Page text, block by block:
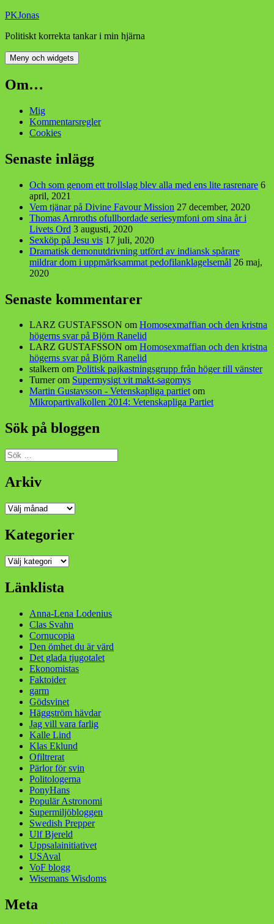
Hoppa
innehåll
PKJonas
Politiskt korrekta tankar i min hjärna
Meny och widgets
Om…
Mig
Kommentarsregler
Cookies
Senaste inlägg
Och som genom ett trollslag blev alla med ens lite rasrenare 6
april, 2021
Vem tjänar på Divine Favour Mission 27 december, 2020
Thomas Arnroths ofullbordade seriesymfoni om sina år i
Livets Ord 3 augusti, 2020
Sexköp på Jesu vis 17 juli, 2020
Dramatisk demonutdrivning utförd av indiansk spårare
mildrar dom i uppmärksammat pedofilanklagelsemål 26 maj,
2020
Senaste kommentarer
LARZ GUSTAFSSON om Homosexmaffian och den kristna
högerns svar på Björn Ranelid
LARZ GUSTAFSSON om Homosexmaffian och den kristna
högerns svar på Björn Ranelid
stalkern om Politisk pajkastningsgrupp från höger till vänster
Turnerom Supermysigt vit makt-sagomys
Martin Gustavsson - Vetenskapliga partietom
Mikropartivalkollen 2014: Vetenskapliga Partiet
Sök på bloggen
Sök
efter:
Arkiv
Arkiv
Kategorier
Kategorier
Länklista
Anna-Lena Lodenius
Clas Svahn
Cornucopia
Den ömhet du är värd
Det glada tjugotalet
Ekonomistas
Faktoider
garm
Gödsvinet
Häggström hävdar
Jag vill vara farlig
Kalle Lind
Klas Eklund
Ofiltrerat
Pärlor för svin
Politologerna
PonyHans
Populär Astronomi
Supermiljöbloggen
Swedish Prepper
Ulf Bjereld
Uppsalainitiativet
USAval
VoF blogg
Wisemans Wisdoms
Meta